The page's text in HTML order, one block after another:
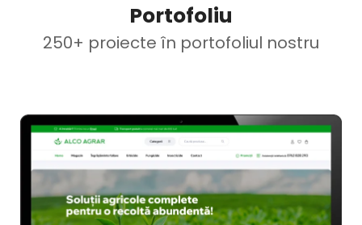
Portofoliu
250+ proiecte în portofoliul nostru